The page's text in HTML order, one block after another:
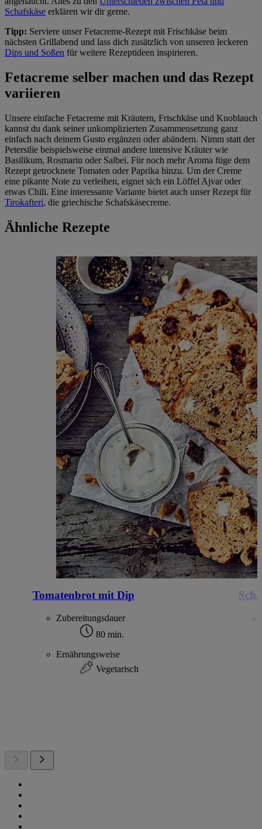
Schafskäse erklären wir dir gerne.
Tipp: Serviere unser Fetacreme-Rezept mit Frischkäse beim
nächsten Grillabend und lass dich zusätzlich von unseren leckeren
Dips und Soßen für weitere Rezeptideen inspirieren.
Fetacreme selber machen und das Rezept
variieren
Unsere einfache Fetacreme mit Kräutern, Frischkäse und Knoblauch
kannst du dank seiner unkomplizierten Zusammensetzung ganz
einfach nach deinem Gusto ergänzen oder abändern. Nimm statt der
Petersilie beispielsweise einmal andere intensive Kräuter wie
Basilikum, Rosmarin oder Salbei. Für noch mehr Aroma füge dem
Rezept getrocknete Tomaten oder Paprika hinzu. Um der Creme
eine pikante Note zu verleihen, eignet sich ein Löffel Ajvar oder
etwas Chili. Eine interessante Variante bietet auch unser Rezept für
Tirokafteri, die griechische Schafskäsecreme.
Ähnliche Rezepte
Tomatenbrot mit Dip
Zubereitungsdauer
80 min.
Ernährungsweise
Vegetarisch